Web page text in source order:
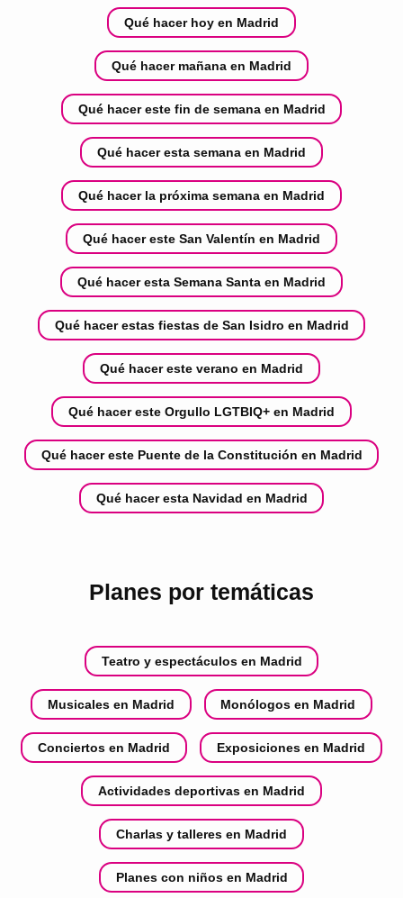
Qué hacer hoy en Madrid
Qué hacer mañana en Madrid
Qué hacer este fin de semana en Madrid
Qué hacer esta semana en Madrid
Qué hacer la próxima semana en Madrid
Qué hacer este San Valentín en Madrid
Qué hacer esta Semana Santa en Madrid
Qué hacer estas fiestas de San Isidro en Madrid
Qué hacer este verano en Madrid
Qué hacer este Orgullo LGTBIQ+ en Madrid
Qué hacer este Puente de la Constitución en Madrid
Qué hacer esta Navidad en Madrid
Planes por temáticas
Teatro y espectáculos en Madrid
Musicales en Madrid Monólogos en Madrid
Conciertos en Madrid Exposiciones en Madrid
Actividades deportivas en Madrid
Charlas y talleres en Madrid
Planes con niños en Madrid